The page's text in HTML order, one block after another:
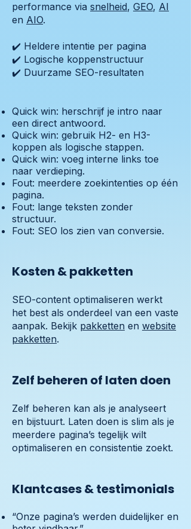
performance via snelheid, GEO, AI
en AIO.
✔️ Heldere intentie per pagina
✔️ Logische koppenstructuur
✔️ Duurzame SEO-resultaten
Quick win: herschrijf je intro naar
een direct antwoord.
Quick win: gebruik H2- en H3-
koppen als logische stappen.
Quick win: voeg interne links toe
naar verdieping.
Fout: meerdere zoekintenties op één
pagina.
Fout: lange teksten zonder
structuur.
Fout: SEO los zien van conversie.
Kosten & pakketten
SEO-content optimaliseren werkt
het best als onderdeel van een vaste
aanpak. Bekijk pakketten en website
pakketten.
Zelf beheren of laten doen
Zelf beheren kan als je analyseert
en bijstuurt. Laten doen is slim als je
meerdere pagina’s tegelijk wilt
optimaliseren en consistentie zoekt.
Klantcases & testimonials
“Onze pagina’s werden duidelijker en